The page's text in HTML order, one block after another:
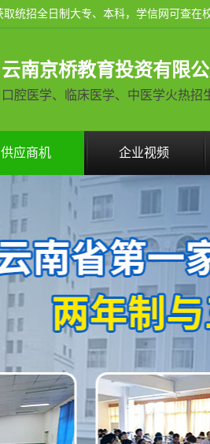
云南京桥教育投资有限
口腔医学、临床医学、中医学火热招
供应商机 企业视频